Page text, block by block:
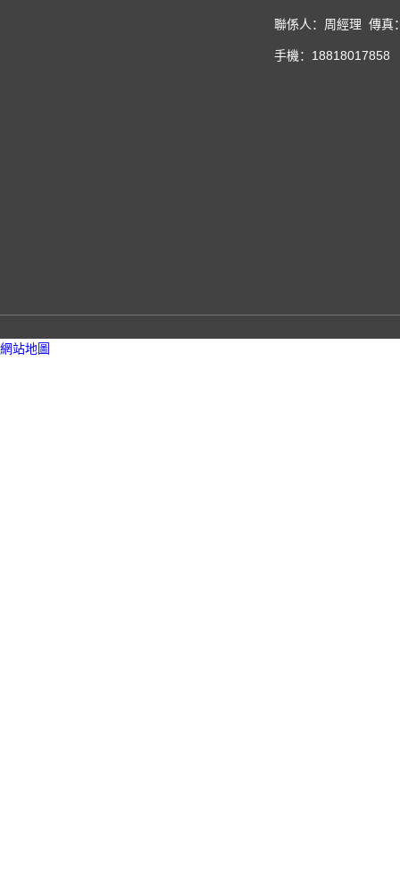
聯係人：周經理 傳
手機：18818017858
網站地圖